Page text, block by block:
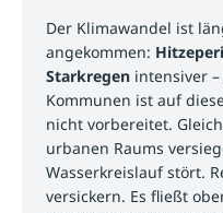
Der Klimawandel ist
angekommen:
Starkregen intensiver
Kommunen ist auf
nicht vorbereitet.
urbanen Raums
Wasserkreislauf stört.
versickern. Es fließt